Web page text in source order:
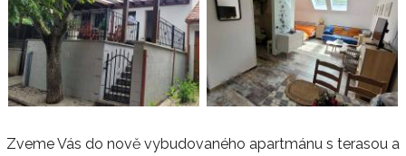
Zveme Vás do nově vybudovaného apartmánu s terasou a